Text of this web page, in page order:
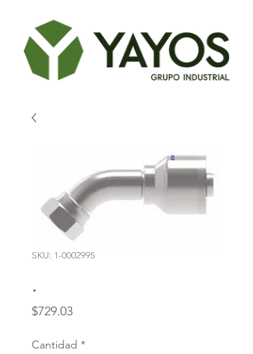
SKU: 1-0002995
.
$729.03Precio
Cantidad *